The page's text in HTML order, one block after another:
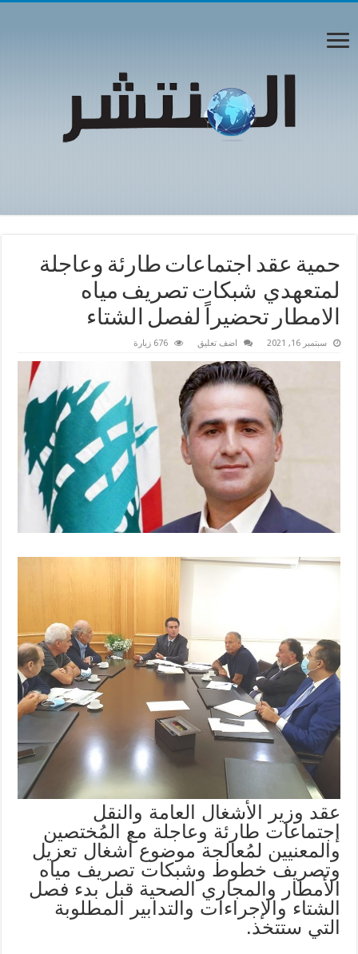
حمية عقد اجتماعات طارئة وعاجلة
لمتعهدي شبكات تصريف مياه
الامطار تحضيراً لفصل الشتاء
سبتمبر 16, 2021 اضف تعليق 676 زيارة
عقد وزير الأشغال العامة والنقل
إجتماعات طارئة وعاجلة مع المُختصين
والمعنيين لمُعالجة موضوع أشغال تعزيل
وتصريف خطوط وشبكات تصريف مياه
الأمطار والمجاري الصحية قبل بدء فصل
الشتاء والإجراءات والتدابير المطلوبة
التي ستتخذ.